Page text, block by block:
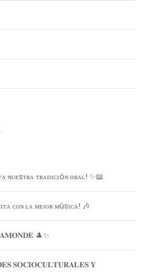
ɴᴜᴇsᴛʀᴀ ᴛʀᴀᴅɪᴄɪóɴ ᴏʀᴀʟ! ✨📖
ᴄᴏɴ ʟᴀ ᴍᴇᴊᴏʀ ᴍúsɪᴄᴀ! 🎶
🎩✨
𝐒𝐎𝐂𝐈𝐎𝐂𝐔𝐋𝐓𝐔𝐑𝐀𝐋𝐄𝐒 𝐘